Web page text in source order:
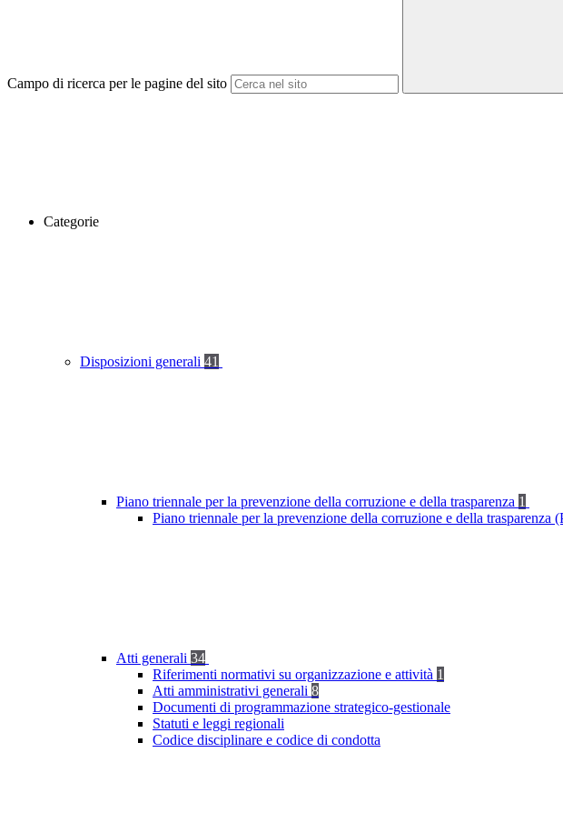
Campo di ricerca per le pagine del sito
Categorie
Disposizioni generali 41
Piano triennale per la prevenzione della corruzione e della trasparenza 1
Piano triennale per la prevenzione della corruzione e della trasparenza
Atti generali 34
Riferimenti normativi su organizzazione e attività 1
Atti amministrativi generali 8
Documenti di programmazione strategico-gestionale
Statuti e leggi regionali
Codice disciplinare e codice di condotta